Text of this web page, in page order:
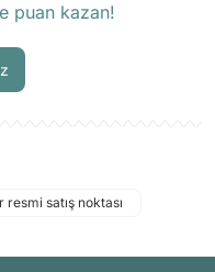
puan kazan!
satış noktası